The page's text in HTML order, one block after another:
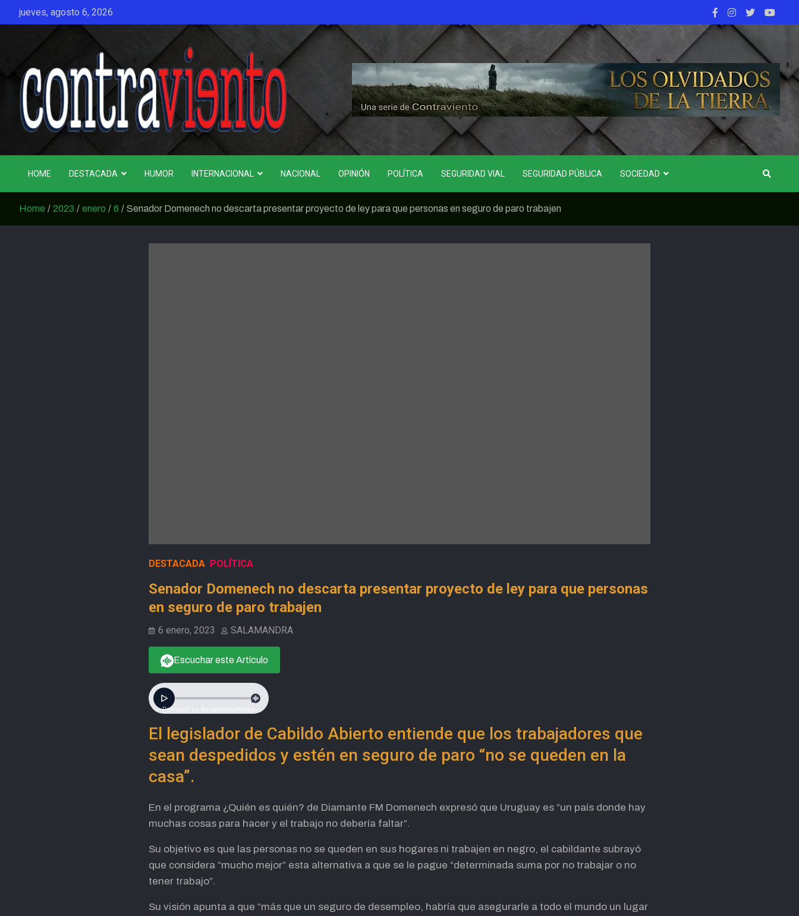
jueves, agosto 6, 2026
CONTRAVIENTO
HOME DESTACADA HUMOR INTERNACIONAL NACIONAL OPINIÓN POLÍTICA SEGURIDAD VIAL SEGURIDAD PÚBLICA SOCIEDAD
Home 2023 enero 6 Senador Domenech no descarta presentar proyecto de ley para que personas en seguro de paro trabajen
DESTACADA POLÍTICA
Senador Domenech no descarta presentar proyecto de ley para que personas
en seguro de paro trabajen
6 enero, 2023 SALAMANDRA
Escuchar este Artículo
El legislador de Cabildo Abierto entiende que los trabajadores que
sean despedidos y estén en seguro de paro “no se queden en la
casa”.
En el programa ¿Quién es quién? de Diamante FM Domenech expresó que Uruguay es “un país donde hay
muchas cosas para hacer y el trabajo no debería faltar”.
Su objetivo es que las personas no se queden en sus hogares ni trabajen en negro, el cabildante subrayó
que considera “mucho mejor” esta alternativa a que se le pague “determinada suma por no trabajar o no
tener trabajo”.
Su visión apunta a que “más que un seguro de desempleo, habría que asegurarle a todo el mundo un lugar